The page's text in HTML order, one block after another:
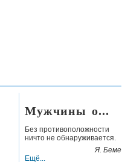
Мужчины о...
Без противоположности
ничто не обнаруживается.
Я. Беме
Ещё...